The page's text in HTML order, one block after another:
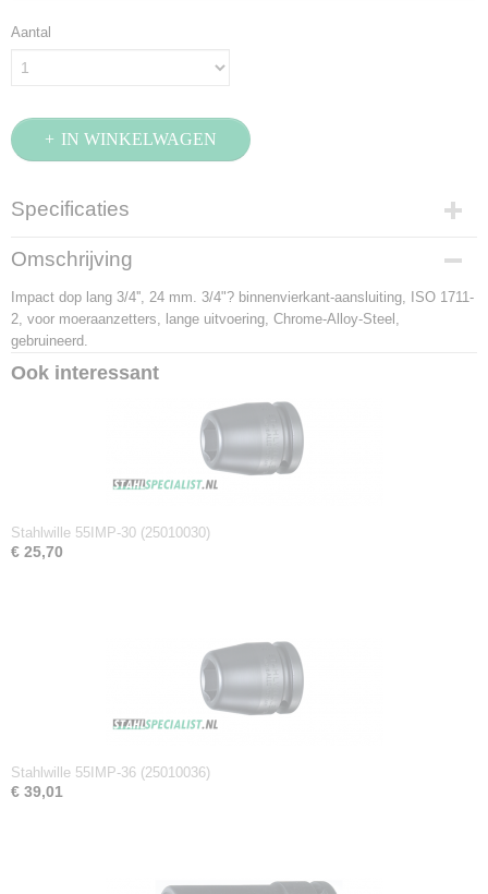
Aantal
IN WINKELWAGEN
Specificaties
Productcode
25020024
EAN code
4018754015825
Productcode leverancier
25020024
Omschrijving
Impact dop lang 3/4'', 24 mm. 3/4"? binnenvierkant-aansluiting, ISO 1711-
2, voor moeraanzetters, lange uitvoering, Chrome-Alloy-Steel,
gebruineerd.
Ook interessant
Stahlwille 55IMP-30 (25010030)
€ 25,70
Stahlwille 55IMP-36 (25010036)
€ 39,01